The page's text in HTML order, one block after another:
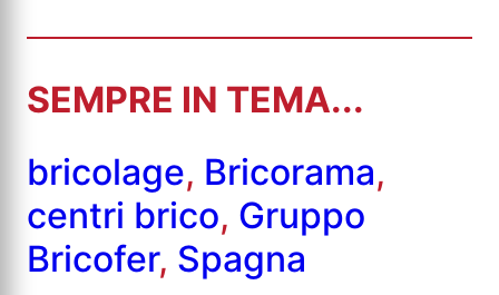
SEMPRE IN TEMA...
bricolage, Bricorama,
centri brico, Gruppo
Bricofer, Spagna